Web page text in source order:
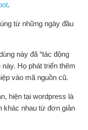
.
từ những ngày đầu
này đã “tác động
Họ phát triển thêm
vào mã nguồn cũ.
hiện tại wordpress là
khác nhau từ đơn giản